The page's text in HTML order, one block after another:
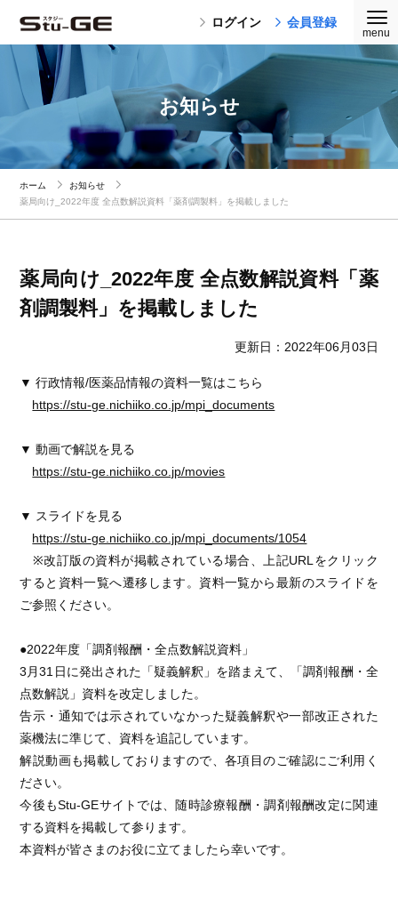
ログイン 会員登録
お知らせ
ホーム
お知らせ
薬局向け_2022年度 全点数解説資料「薬剤調製料」を掲載しました
薬局向け_2022年度 全点数解説資料「薬
剤調製料」を掲載しました
更新日：2022年06月03日
▼ 行政情報/医薬品情報の資料一覧はこちら
https://stu-ge.nichiiko.co.jp/mpi_documents
▼ 動画で解説を見る
https://stu-ge.nichiiko.co.jp/movies
▼ スライドを見る
https://stu-ge.nichiiko.co.jp/mpi_documents/1054
※改訂版の資料が掲載されている場合、上記URLをクリック
すると資料一覧へ遷移します。資料一覧から最新のスライドを
ご参照ください。
●2022年度「調剤報酬・全点数解説資料」
3月31日に発出された「疑義解釈」を踏まえて、「調剤報酬・全
点数解説」資料を改定しました。
告示・通知では示されていなかった疑義解釈や一部改正された
薬機法に準じて、資料を追記しています。
解説動画も掲載しておりますので、各項目のご確認にご利用く
ださい。
今後もStu-GEサイトでは、随時診療報酬・調剤報酬改定に関連
する資料を掲載して参ります。
本資料が皆さまのお役に立てましたら幸いです。